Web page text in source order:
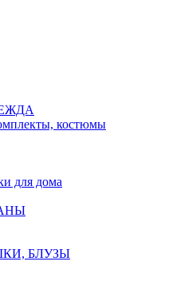
костюмы
для дома
БЛУЗЫ